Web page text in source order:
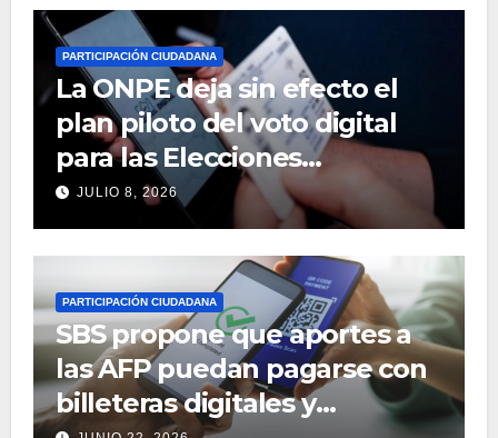
PARTICIPACIÓN CIUDADANA
La ONPE deja sin efecto el
plan piloto del voto digital
para las Elecciones
Regionales y Municipales
2026
JULIO 8, 2026
PARTICIPACIÓN CIUDADANA
SBS propone que aportes a
las AFP puedan pagarse con
billeteras digitales y